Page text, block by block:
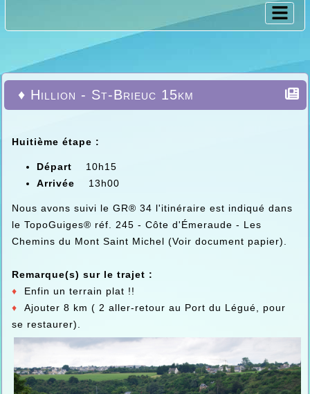
♦ Hillion - St-Brieuc 15km
Huitième étape :
Départ
10h15
Arrivée
13h00
Nous avons suivi le GR® 34 l'itinéraire est indiqué dans
le TopoGuiges® réf. 245 - Côte d'Émeraude - Les
Chemins du Mont Saint Michel (Voir document papier).
Remarque(s) sur le trajet :
♦ Enfin un terrain plat !!
♦ Ajouter 8 km ( 2 aller-retour au Port du Légué, pour
se restaurer).